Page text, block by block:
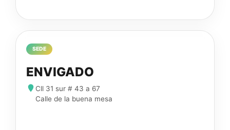
SEDE
ENVIGADO
Cll 31 sur # 43 a 67
Calle de la buena mesa